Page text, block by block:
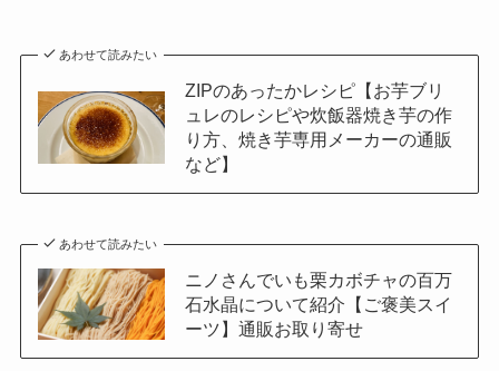
あわせて読みたい
ZIPのあったかレシピ【お芋ブリ
ュレのレシピや炊飯器焼き芋の作
り方、焼き芋専用メーカーの通販
など】
あわせて読みたい
ニノさんでいも栗カボチャの百万
石水晶について紹介【ご褒美スイ
ーツ】通販お取り寄せ